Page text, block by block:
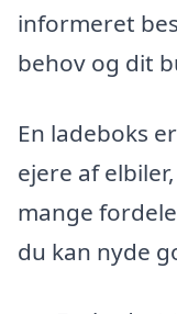
informeret
behov og dit
En ladeboks
ejere af
mange
du kan nyde